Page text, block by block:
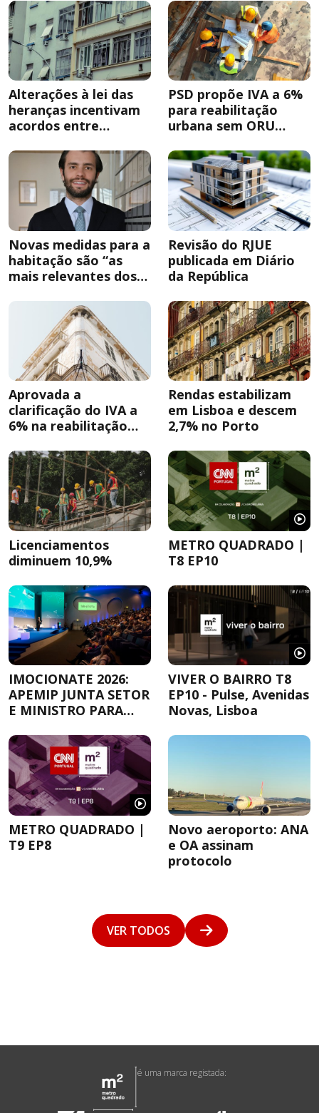
Alterações à lei das
heranças incentivam
acordos entre
PSD propõe IVA a 6%
para reabilitação
urbana sem ORU
Novas medidas para a
habitação são “as
mais relevantes dos
Revisão do RJUE
publicada em Diário
da República
Aprovada a
clarificação do IVA a
6% na reabilitação
Rendas estabilizam
em Lisboa e descem
2,7% no Porto
Licenciamentos
diminuem 10,9%
METRO QUADRADO |
T8 EP10
IMOCIONATE 2026:
APEMIP JUNTA SETOR
E MINISTRO PARA
HABITAÇÃO
VIVER O BAIRRO T8
EP10 - Pulse, Avenidas
Novas, Lisboa
METRO QUADRADO |
T9 EP8
Novo aeroporto: ANA
e OA assinam
protocolo
VER TODOS
é uma marca registada: